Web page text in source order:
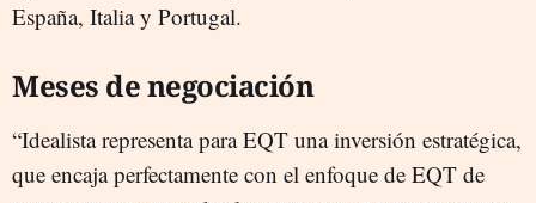
España, Italia y Portugal.
Meses de negociación
“Idealista representa para EQT una inversión estratégica,
que encaja perfectamente con el enfoque de EQT de